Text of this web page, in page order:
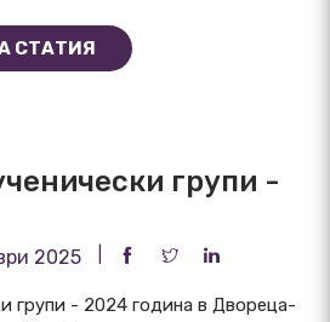
СТАТИЯ
групи -
2025
групи - 2024 година в Двореца-